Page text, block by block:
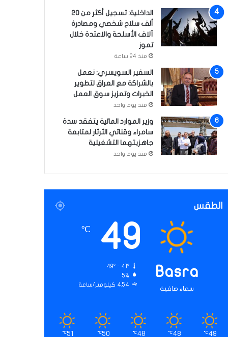
الداخلية: تسجيل أكثر من 20
ألف سلاح شخصي ومصادرة
آلاف الأسلحة والاعتدة خلال
تموز
منذ 24 ساعة
السفير السويسري: نعمل
بالشراكة مع العراق لتطوير
الخبرات وتعزيز سوق العمل
منذ يوم واحد
وزير الموارد المائية يتفقد سدة
سامراء وقناتي الثرثار لمتابعة
جاهزيتهما التشغيلية
منذ يوم واحد
الطقس
Basra
سماء صافية
49
℃
49º - 41º
5%
4.54 كيلومتر/ساعة
49
℃
48
℃
48
℃
50
℃
51
℃